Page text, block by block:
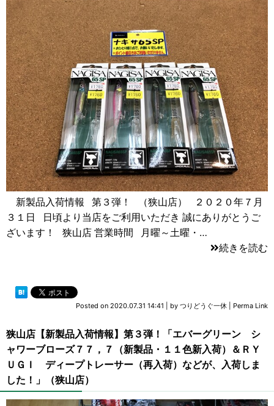
新製品入荷情報 第３弾！ （狭山店） ２０２０年７月
３１日 日頃より当店をご利用いただき 誠にありがとうご
ざいます！ 狭山店 営業時間 月曜～土曜・…
続きを読む
Posted on 2020.07.31 14:41 by つりどうぐ一休 Perma Link
狭山店【新製品入荷情報】第３弾！「エバーグリーン シ
ャワーブローズ７７，７（新製品・１１色新入荷）＆ＲＹ
ＵＧＩ ディープトレーサー（再入荷）などが、入荷しま
した！」（狭山店）